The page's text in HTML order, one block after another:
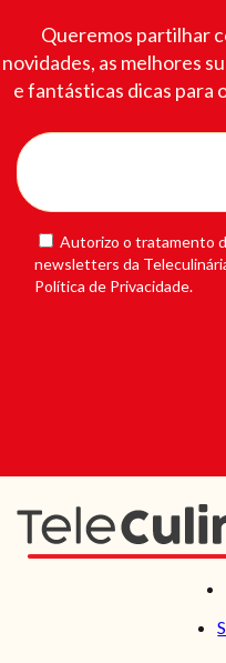
Queremos partilhar
novidades, as melhores
e fantásticas dicas para
Autorizo o tratamento
newsletters da
Política de Privacidade.